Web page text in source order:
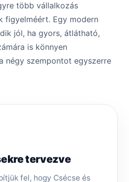
több vállalkozás
figyelméért. Egy modern
jól, ha gyors, átlátható,
is könnyen
négy szempontot egyszerre
tervezve
fel, hogy Csécse és